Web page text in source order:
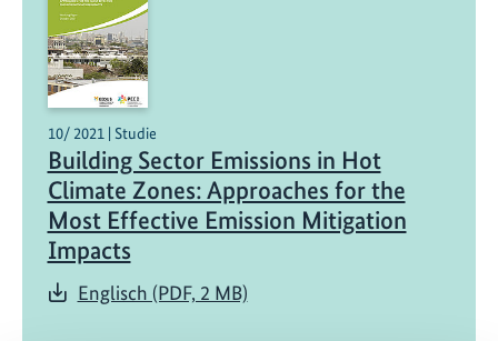
10/ 2021 | Studie
Building Sector Emissions in Hot
Climate Zones: Approaches for the
Most Effective Emission Mitigation
Impacts
Englisch (PDF, 2 MB)